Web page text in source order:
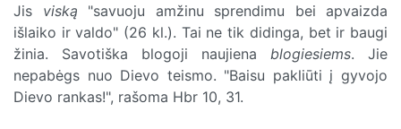
Jis viską "savuoju amžinu sprendimu bei apvaizda
išlaiko ir valdo" (26 kl.). Tai ne tik didinga, bet ir baugi
žinia. Savotiška blogoji naujiena blogiesiems. Jie
nepabėgs nuo Dievo teismo. "Baisu pakliūti į gyvojo
Dievo rankas!", rašoma Hbr 10, 31.